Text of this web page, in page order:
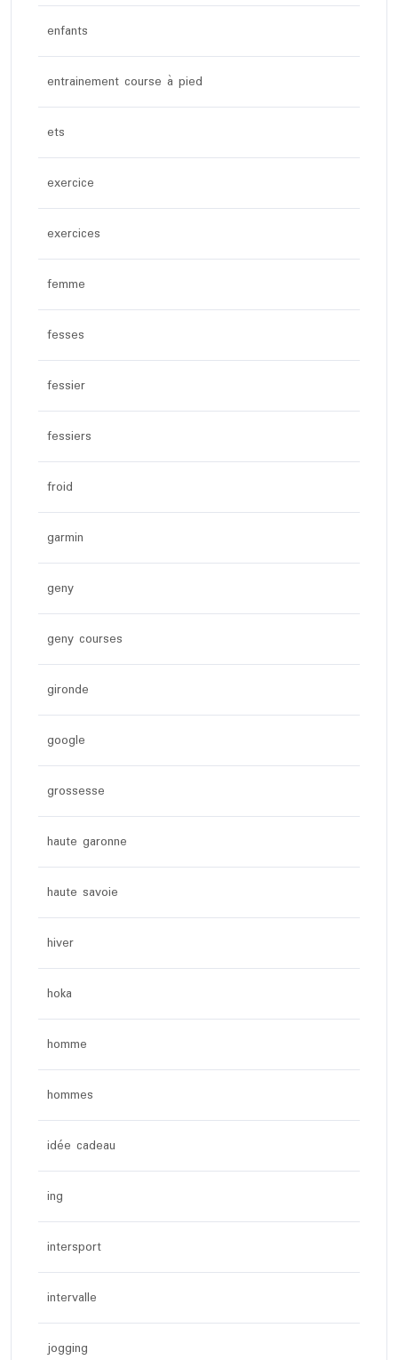
enfants
entrainement course à pied
ets
exercice
exercices
femme
fesses
fessier
fessiers
froid
garmin
geny
geny courses
gironde
google
grossesse
haute garonne
haute savoie
hiver
hoka
homme
hommes
idée cadeau
ing
intersport
intervalle
jogging